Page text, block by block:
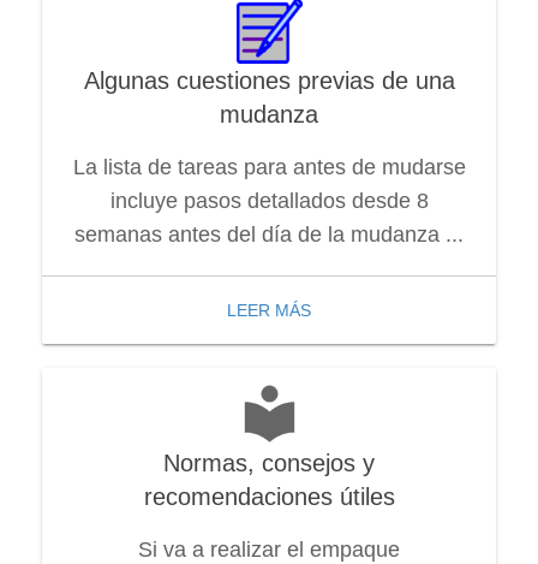
Algunas cuestiones previas de una
mudanza
La lista de tareas para antes de mudarse
incluye pasos detallados desde 8
semanas antes del día de la mudanza ...
LEER MÁS
Normas, consejos y
recomendaciones útiles
Si va a realizar el empaque